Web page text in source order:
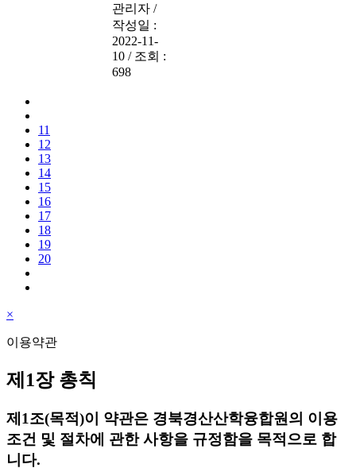
관리자 /
작성일 :
2022-11-
10 / 조회 :
698
11
12
13
14
15
16
17
18
19
20
×
이용약관
제1장 총칙
제1조(목적)이 약관은 경북경산산학융합원의 이용
조건 및 절차에 관한 사항을 규정함을 목적으로 합
니다.